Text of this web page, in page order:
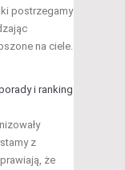
postrzegamy
na ciele.
i ranking
z
że